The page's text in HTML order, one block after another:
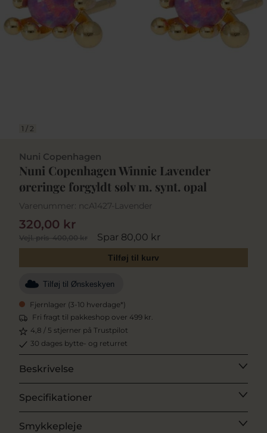
1 / 2
Nuni Copenhagen
Nuni Copenhagen Winnie Lavender
øreringe forgyldt sølv m. synt. opal
Varenummer: ncA1427-Lavender
Vejl. pris400,00 kr Spar 80,00 kr
320,00 kr
Tilføj til kurv
Tilføj til Ønskeskyen
Fjernlager (3-10 hverdage*)
Fri fragt til pakkeshop over 499 kr.
4,8 / 5 stjerner på Trustpilot
30 dages bytte- og returret
Beskrivelse
Specifikationer
Smykkepleje